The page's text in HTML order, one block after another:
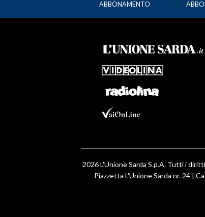
ABBONAMENTO
2026 L'Unione Sarda S.p.A. Tutti i
Piazzetta L'Unione Sarda nr. 24 |